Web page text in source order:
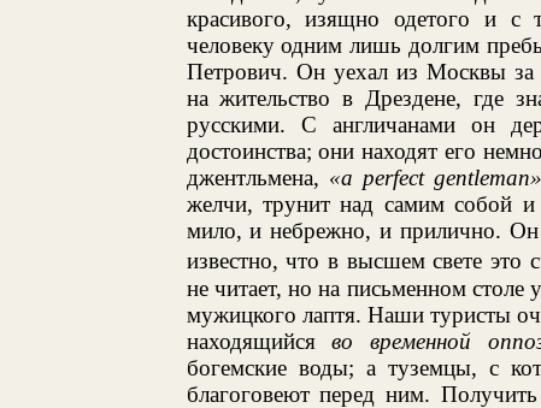
красивого, изящно одетого и с
человеку одним лишь долгим
Петрович. Он уехал из Москвы за
на жительство в Дрездене, где
русскими. С англичанами он
достоинства; они находят его
джентльмена, «a perfect gentleman»
желчи, трунит над самим собой
мило, и небрежно, и прилично. Он
известно, что в высшем свете это
не читает, но на письменном столе
мужицкого лаптя. Наши туристы
находящийсяво временной
богемские воды; а туземцы, с
благоговеют перед ним.